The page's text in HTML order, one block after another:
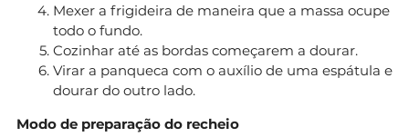
Mexer a frigideira de maneira que a massa ocupe
todo o fundo.
Cozinhar até as bordas começarem a dourar.
Virar a panqueca com o auxílio de uma espátula e
dourar do outro lado.
Modo de preparação do recheio